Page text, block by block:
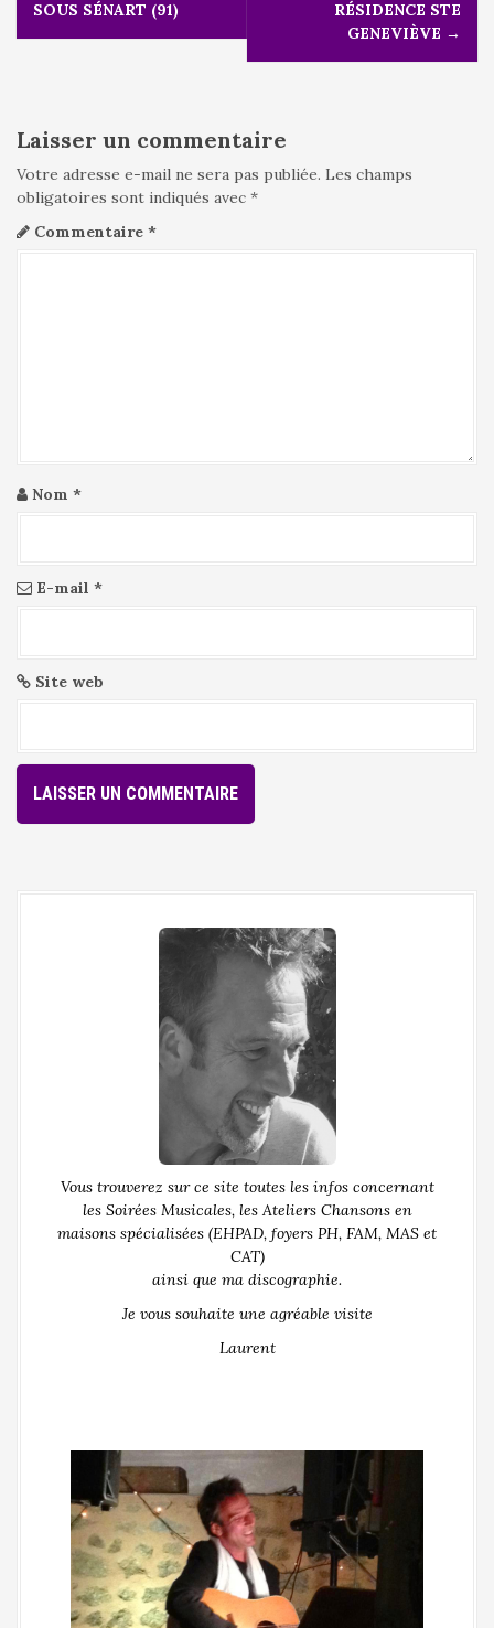
g
o
n
d
l
SOUS SÉNART (91)
RÉSIDENCE STE
GENEVIÈVE →
Laisser un commentaire
Votre adresse e-mail ne sera pas publiée. Les champs
obligatoires sont indiqués avec *
Commentaire *
Nom *
E-mail *
Site web
Vous trouverez sur ce site toutes les infos concernant
les Soirées Musicales, les Ateliers Chansons en
maisons spécialisées (EHPAD, foyers PH, FAM, MAS et
CAT)
ainsi que ma discographie.
Je vous souhaite une agréable visite
Laurent